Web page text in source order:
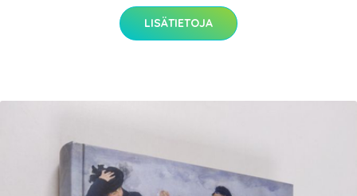
LISÄTIETOJA